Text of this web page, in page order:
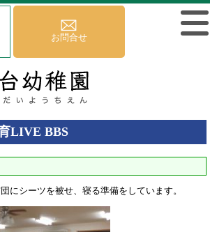
お問合せ
LIVE BBS
にシーツを被せ、寝る準備をしています。